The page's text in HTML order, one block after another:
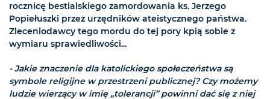
rocznicę bestialskiego zamordowania ks. Jerzego
Popiełuszki przez urzędników ateistycznego państwa.
Zleceniodawcy tego mordu do tej pory kpią sobie z
wymiaru sprawiedliwości...
- Jakie znaczenie dla katolickiego społeczeństwa są
symbole religijne w przestrzeni publicznej? Czy możemy
ludzie wierzący w imię „tolerancji” powinni dać się z niej